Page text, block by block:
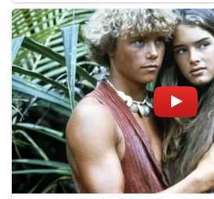
Berikut jadwal lengkap pekan ke-17
Rabu (14/1)
VfB Stuttgart vs Eintracht Frankfurt
Hamburger SV vs Bayer Leverkusen